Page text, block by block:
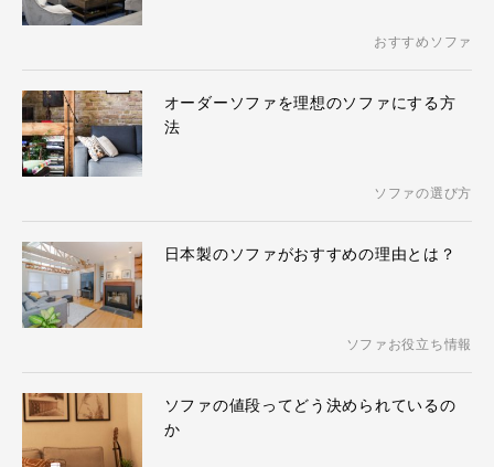
おすすめソファ
オーダーソファを理想のソファにする方
法
ソファの選び方
日本製のソファがおすすめの理由とは？
ソファお役立ち情報
ソファの値段ってどう決められているの
か